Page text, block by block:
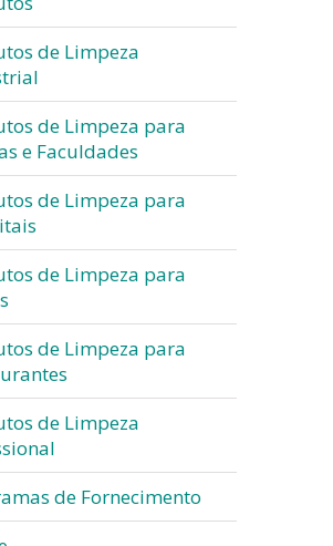
de Limpeza
de Limpeza para
e Faculdades
de Limpeza para
de Limpeza para
de Limpeza para
de Limpeza
de Fornecimento